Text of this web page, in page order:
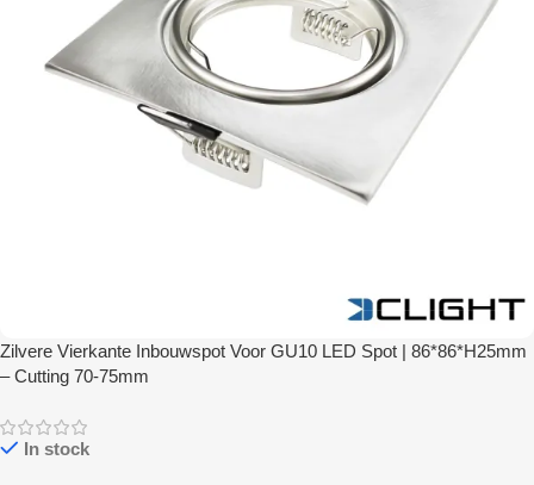
Zilvere Vierkante Inbouwspot Voor GU10 LED Spot | 86*86*H25mm
– Cutting 70-75mm
In stock